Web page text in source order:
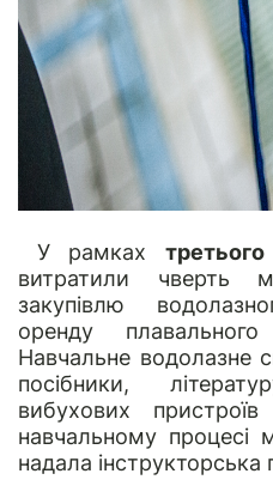
У рамках
витратили чверть
закупівлю
оренду
Навчальне водолазне
посібники,
вибухових
навчальному процесі
надала інструкторська